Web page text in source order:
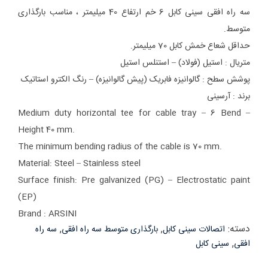
سه راه افقی سینی کابل 6 خم ارتفاع 40 میلیمتر ، مناسب بارگذاری
متوسط.
حداقل شعاع خمش کابل 70 میلیمتر.
متریال : استیل (فولاد) – استنلس استیل
پوشش سطح : گالوانیزه فابریک (پیش گالوانیزه) – رنگ الکترو استاتیک
برند : آرسینی
Medium duty horizontal tee for cable tray – 6 Bend –
Height 40 mm.
The minimum bending radius of the cable is 70 mm.
Material: Steel – Stainless steel
Surface finish: Pre galvanized (PG) – Electrostatic paint
(EP)
Brand : ARSINI
دسته: اتصالات سینی کابل, بارگذاری متوسط سه راه افقی, سه راه
افقی, سینی کابل